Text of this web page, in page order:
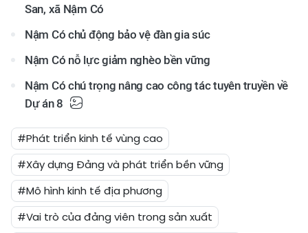
San, xã Nậm Có
Nậm Có chủ động bảo vệ đàn gia súc
Nậm Có nỗ lực giảm nghèo bền vững
Nậm Có chú trọng nâng cao công tác tuyên truyền về
Dự án 8
#Phát triển kinh tế vùng cao
#Xây dựng Đảng và phát triển bền vững
#Mô hình kinh tế địa phương
#Vai trò của đảng viên trong sản xuất